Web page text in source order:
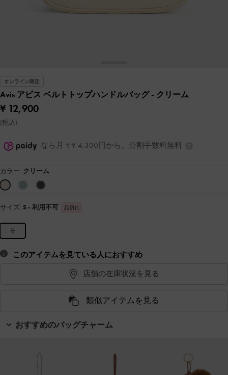
オンライン限定
Avis アビス ベルトトップハンドルバッグ- クリーム
¥ 12,900
(税込)
なら月々¥ 4,300円から。分割手数料無料
カラー: クリーム
サイズ: S - 利用不可 品切れ
S
このアイテムを見ている人におすすめ
店舗の在庫状況を見る
類似アイテムを見る
おすすめのバッグチャーム